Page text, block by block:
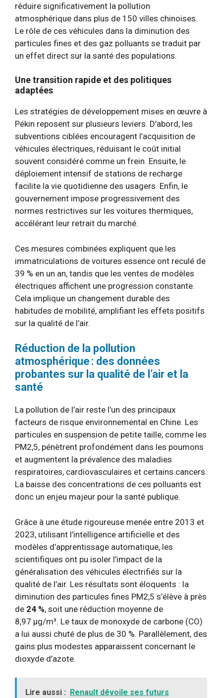
réduire significativement la pollution
atmosphérique dans plus de 150 villes chinoises.
Le rôle de ces véhicules dans la diminution des
particules fines et des gaz polluants se traduit par
un effet direct sur la santé des populations.
Une transition rapide et des politiques
adaptées
Les stratégies de développement mises en œuvre à
Pékin reposent sur plusieurs leviers. D’abord, les
subventions ciblées encouragent l’acquisition de
véhicules électriques, réduisant le coût initial
souvent considéré comme un frein. Ensuite, le
déploiement intensif de stations de recharge
facilite la vie quotidienne des usagers. Enfin, le
gouvernement impose progressivement des
normes restrictives sur les voitures thermiques,
accélérant leur retrait du marché.
Ces mesures combinées expliquent que les
immatriculations de voitures essence ont reculé de
39 % en un an, tandis que les ventes de modèles
électriques affichent une progression constante.
Cela implique un changement durable des
habitudes de mobilité, amplifiant les effets positifs
sur la qualité de l’air.
Réduction de la pollution
atmosphérique : des données
probantes sur la qualité de l’air et la
santé
La pollution de l’air reste l’un des principaux
facteurs de risque environnemental en Chine. Les
particules en suspension de petite taille, comme les
PM2,5, pénètrent profondément dans les poumons
et augmentent la prévalence des maladies
respiratoires, cardiovasculaires et certains cancers.
La baisse des concentrations de ces polluants est
donc un enjeu majeur pour la santé publique.
Grâce à une étude rigoureuse menée entre 2013 et
2023, utilisant l’intelligence artificielle et des
modèles d’apprentissage automatique, les
scientifiques ont pu isoler l’impact de la
généralisation des véhicules électrifiés sur la
qualité de l’air. Les résultats sont éloquents : la
diminution des particules fines PM2,5 s’élève à près
de 24 %, soit une réduction moyenne de
8,97 µg/m³. Le taux de monoxyde de carbone (CO)
a lui aussi chuté de plus de 30 %. Parallèlement, des
gains plus modestes apparaissent concernant le
dioxyde d’azote.
Lire aussi : Renault dévoile ses futurs